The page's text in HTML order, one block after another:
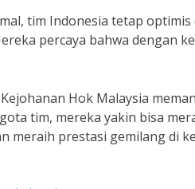
tim Indonesia tetap
percaya bahwa dengan
Hok Malaysia
tim, mereka yakin bisa
meraih prestasi gemilang di